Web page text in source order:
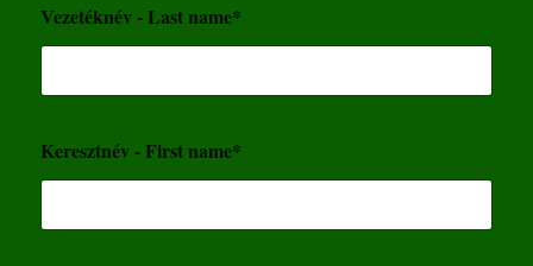
Vezetéknév - Last name*
Keresztnév - First name*